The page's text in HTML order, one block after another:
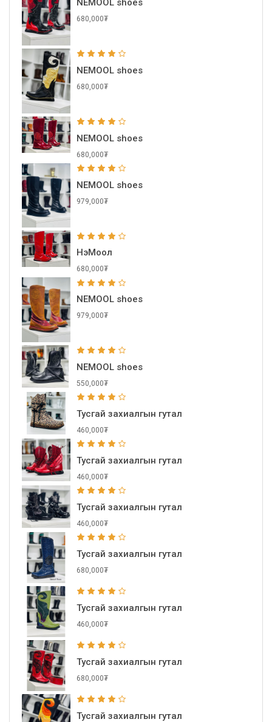
NEMOOL shoes
680,000₮
NEMOOL shoes
680,000₮
NEMOOL shoes
680,000₮
NEMOOL shoes
979,000₮
НэМоол
680,000₮
NEMOOL shoes
979,000₮
NEMOOL shoes
550,000₮
Тусгай захиалгын гутал
460,000₮
Тусгай захиалгын гутал
460,000₮
Тусгай захиалгын гутал
460,000₮
Тусгай захиалгын гутал
680,000₮
Тусгай захиалгын гутал
460,000₮
Тусгай захиалгын гутал
680,000₮
Тусгай захиалгын гутал